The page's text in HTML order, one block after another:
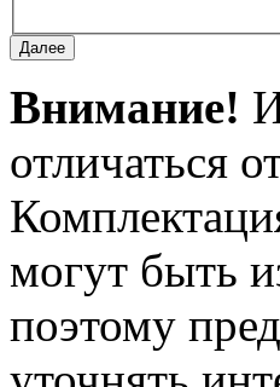
Внимание!
отличаться
могут быть
поэтому